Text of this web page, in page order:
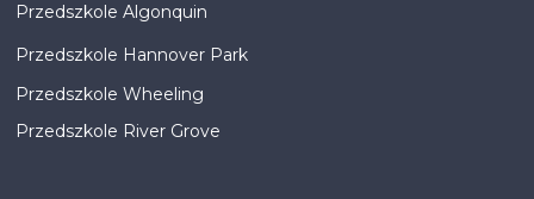
Przedszkole Algonquin
Przedszkole Hannover Park
Przedszkole Wheeling
Przedszkole River Grove